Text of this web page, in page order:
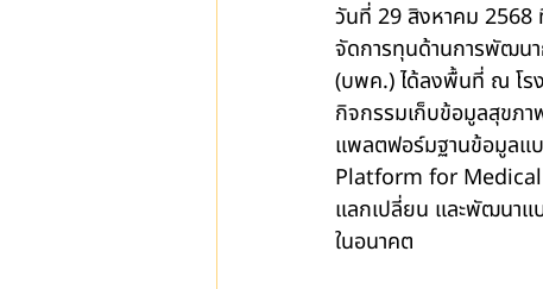
วันที่ 29 สิงหาคม 2568
จัดการทุนด้านการพัฒน
(บพค.) ได้ลงพื้นที่ ณ โร
กิจกรรมเก็บข้อมูลสุขภ
แพลตฟอร์มฐานข้อมูลแ
Platform for Medical
แลกเปลี่ยน และพัฒนาแ
ในอนาคต